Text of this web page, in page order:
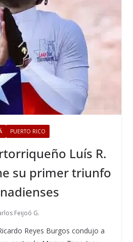
PUERTO RICO
Luís R.
su primer triunfo
Feijoó G.
Reyes Burgos condujo a